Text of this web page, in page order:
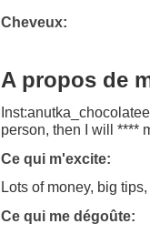
Cheveux:
A propos de
person, then I will ****
Ce qui m'excite:
Lots of money, big
Ce qui me dégoûte: